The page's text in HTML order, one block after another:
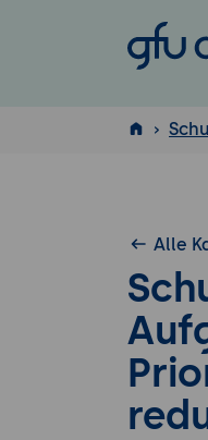
GFU
Alle